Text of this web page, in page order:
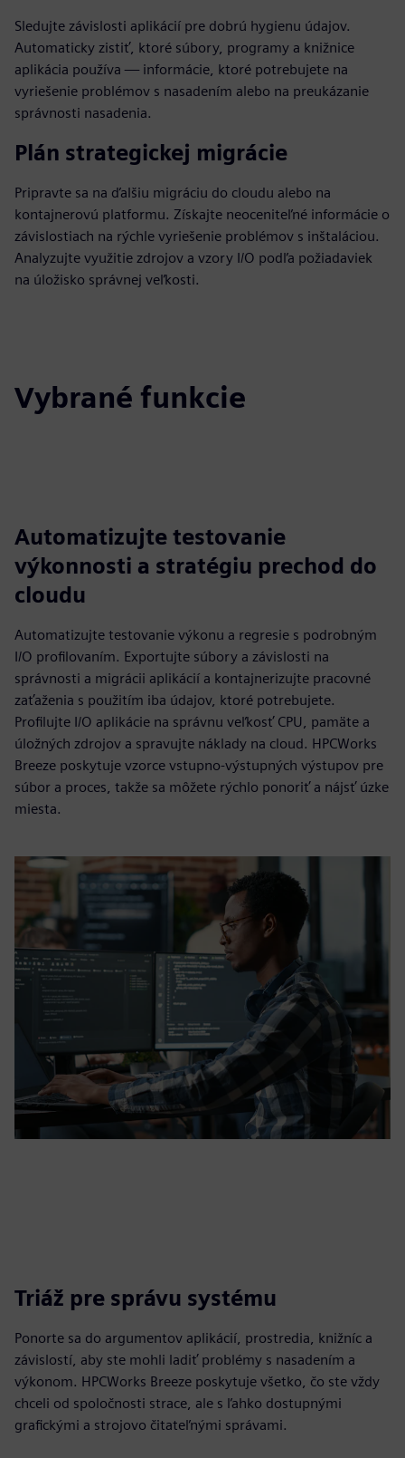
Sledujte závislosti aplikácií pre dobrú hygienu údajov.
Automaticky zistiť, ktoré súbory, programy a knižnice
aplikácia používa — informácie, ktoré potrebujete na
vyriešenie problémov s nasadením alebo na preukázanie
správnosti nasadenia.
Plán strategickej migrácie
Pripravte sa na ďalšiu migráciu do cloudu alebo na
kontajnerovú platformu. Získajte neoceniteľné informácie o
závislostiach na rýchle vyriešenie problémov s inštaláciou.
Analyzujte využitie zdrojov a vzory I/O podľa požiadaviek
na úložisko správnej veľkosti.
Vybrané funkcie
Automatizujte testovanie
výkonnosti a stratégiu prechod do
cloudu
Automatizujte testovanie výkonu a regresie s podrobným
I/O profilovaním. Exportujte súbory a závislosti na
správnosti a migrácii aplikácií a kontajnerizujte pracovné
zaťaženia s použitím iba údajov, ktoré potrebujete.
Profilujte I/O aplikácie na správnu veľkosť CPU, pamäte a
úložných zdrojov a spravujte náklady na cloud. HPCWorks
Breeze poskytuje vzorce vstupno-výstupných výstupov pre
súbor a proces, takže sa môžete rýchlo ponoriť a nájsť úzke
miesta.
Triáž pre správu systému
Ponorte sa do argumentov aplikácií, prostredia, knižníc a
závislostí, aby ste mohli ladiť problémy s nasadením a
výkonom. HPCWorks Breeze poskytuje všetko, čo ste vždy
chceli od spoločnosti strace, ale s ľahko dostupnými
grafickými a strojovo čitateľnými správami.